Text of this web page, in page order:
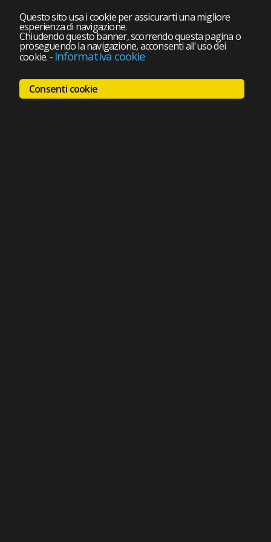
Questo sito usa i cookie per assicurarti una migliore
esperienza di navigazione.
Chiudendo questo banner, scorrendo questa pagina o
proseguendo la navigazione, acconsenti all'uso dei
cookie. - Informativa cookie
Consenti cookie